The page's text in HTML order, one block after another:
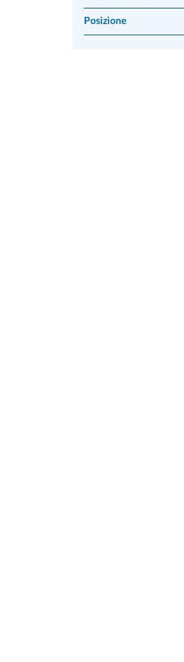
Posizione